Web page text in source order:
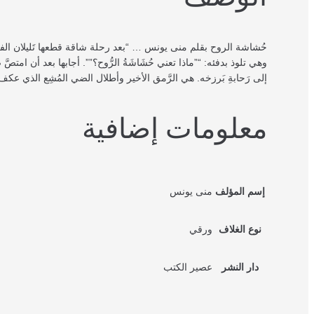
حُشاشة الروح بقلم منى يونس … “بعد رحلة شاقة قطعها تَليلان
وهي تلوذ بدفئه: “”ماذا تعني حُشَاشَةُ الرُّوح؟””. أجابها بعد أن
إلى رَحابةِ بَرزخه. هي الرَّمق الأخير وأطلال الضي المُشِع الذي
معلومات إضافية
إسم المؤلف منى يونس
نوع الغلاف ورقي
دار النشر عصير الكتب